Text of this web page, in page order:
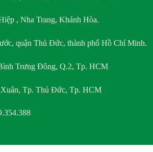
, Nha Trang, Khánh Hòa.
quận Thủ Đức, thành phố Hồ Chí Minh.
Trưng Đông, Q.2, Tp. HCM
Tp. Thủ Đức, Tp. HCM